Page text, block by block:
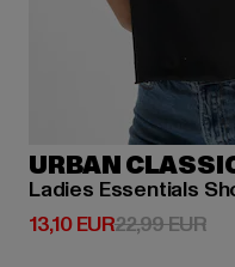
URBAN
Ladies Essentials
13,10 EUR
Derzeitiger Preis: 13,10
22,99 EUR